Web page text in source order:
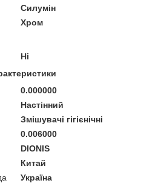
Силумін
Хром
Ні
0.000000
Настінний
Змішувачі гігієнічні
0.006000
DIONIS
Китай
Україна